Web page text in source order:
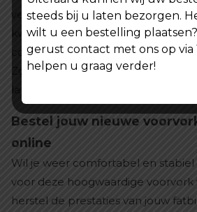
verschil tijdens het fietsen. Door
kwalitatief vervangingsonderdeel
comfort, de controle en de
Zo ben je voorbereid op zowel
Bestel jouw nieuwe
online
Wil je weer comfortabel en stabiel
voor deze hoogwaardige voorvork
herstel de prestaties van jouw
steeds bij u laten bezorgen.
wilt u een bestelling
gerust contact met ons op via
helpen u graag verder!